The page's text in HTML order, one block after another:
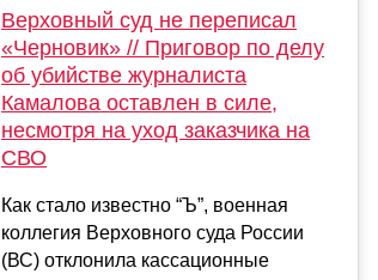
Верховный суд не переписал
«Черновик» // Приговор по делу
об убийстве журналиста
Камалова оставлен в силе,
несмотря на уход заказчика на
СВО
Как стало известно “Ъ”, военная
коллегия Верховного суда России
(ВС) отклонила кассационные